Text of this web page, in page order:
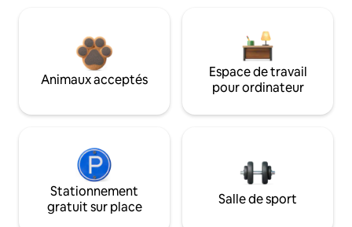
Animaux acceptés
Espace de travail
pour ordinateur
Stationnement
gratuit sur place
Salle de sport